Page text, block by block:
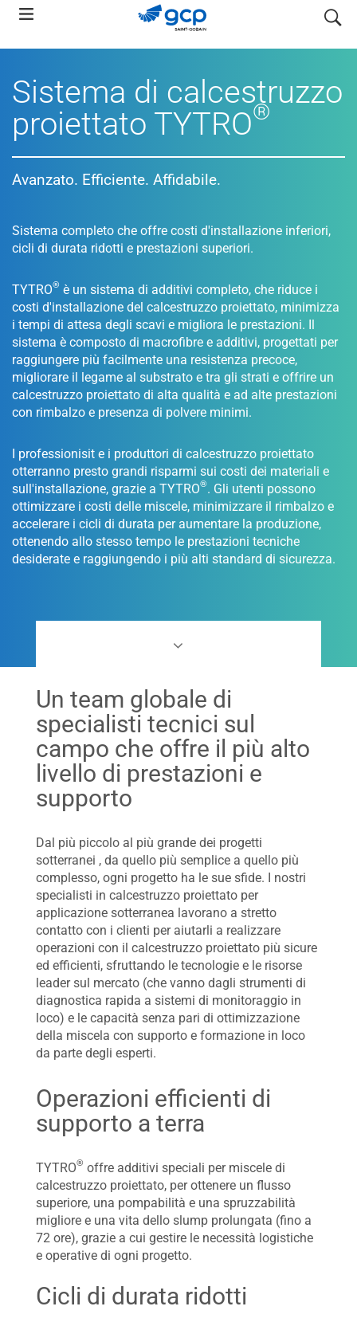
Skip
main
search
Sistema di calcestruzzo
proiettato TYTRO®
Avanzato. Efficiente. Affidabile.
Sistema completo che offre costi d'installazione inferiori,
cicli di durata ridotti e prestazioni superiori.
TYTRO® è un sistema di additivi completo, che riduce i
costi d'installazione del calcestruzzo proiettato, minimizza
i tempi di attesa degli scavi e migliora le prestazioni. Il
sistema è composto di macrofibre e additivi, progettati per
raggiungere più facilmente una resistenza precoce,
migliorare il legame al substrato e tra gli strati e offrire un
calcestruzzo proiettato di alta qualità e ad alte prestazioni
con rimbalzo e presenza di polvere minimi.
I professionisit e i produttori di calcestruzzo proiettato
otterranno presto grandi risparmi sui costi dei materiali e
sull'installazione, grazie a TYTRO®. Gli utenti possono
ottimizzare i costi delle miscele, minimizzare il rimbalzo e
accelerare i cicli di durata per aumentare la produzione,
ottenendo allo stesso tempo le prestazioni tecniche
desiderate e raggiungendo i più alti standard di sicurezza.
Un team globale di
specialisti tecnici sul
campo che offre il più alto
livello di prestazioni e
supporto
Dal più piccolo al più grande dei progetti
sotterranei , da quello più semplice a quello più
complesso, ogni progetto ha le sue sfide. I nostri
specialisti in calcestruzzo proiettato per
applicazione sotterranea lavorano a stretto
contatto con i clienti per aiutarli a realizzare
operazioni con il calcestruzzo proiettato più sicure
ed efficienti, sfruttando le tecnologie e le risorse
leader sul mercato (che vanno dagli strumenti di
diagnostica rapida a sistemi di monitoraggio in
loco) e le capacità senza pari di ottimizzazione
della miscela con supporto e formazione in loco
da parte degli esperti.
Operazioni efficienti di
supporto a terra
TYTRO® offre additivi speciali per miscele di
calcestruzzo proiettato, per ottenere un flusso
superiore, una pompabilità e una spruzzabilità
migliore e una vita dello slump prolungata (fino a
72 ore), grazie a cui gestire le necessità logistiche
e operative di ogni progetto.
Cicli di durata ridotti